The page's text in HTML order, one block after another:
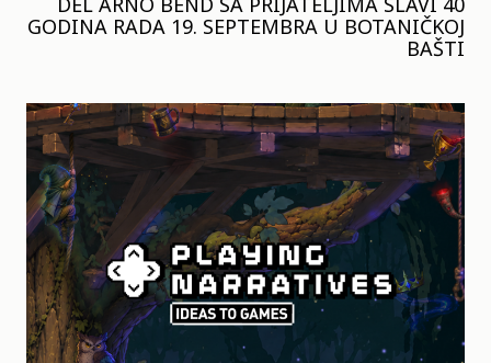
GODINA RADA 19. SEPTEMBRA U BOTANIČKOJ
BAŠTI